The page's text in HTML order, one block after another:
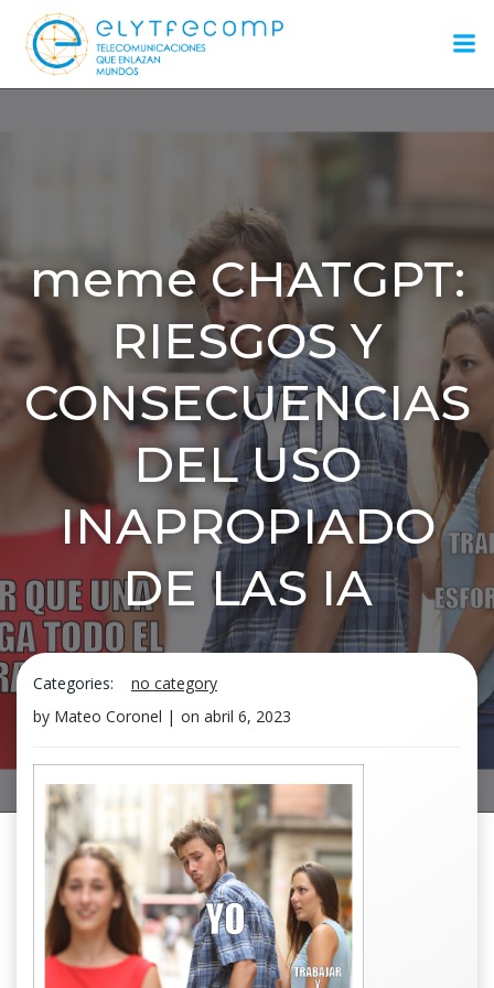
al
meme CHATGPT:
RIESGOS Y
CONSECUENCIAS
DEL USO
INAPROPIADO
DE LAS IA
Categories:
no category
by Mateo Coronel | on abril 6, 2023